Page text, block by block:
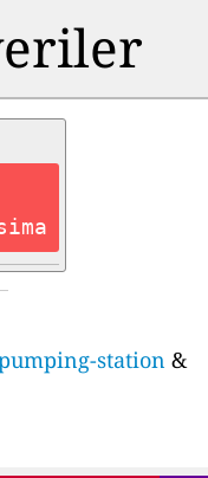
station &